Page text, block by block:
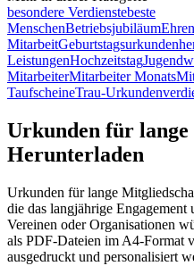
besondere Verdienstebeste
MenschenBetriebsjubiläum
MitarbeitGeburtstagsurkunden
LeistungenHochzeitstag
MitarbeiterMitarbeiter Monats
TaufscheineTrau-Urkunden
Urkunden für
Herunterladen
Urkunden für lange
die das langjährige
Vereinen oder Organisationen
als PDF-Dateien im A4-Format
ausgedruckt und personalisiert